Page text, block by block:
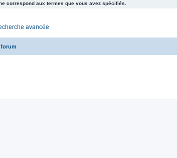
correspond aux termes que vous avez spécifiés.
avancée